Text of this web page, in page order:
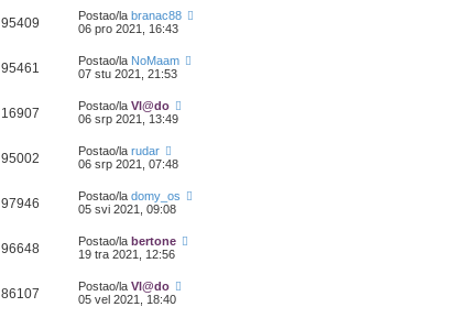
95409 Postao/la branac88
06 pro 2021, 16:43
95461 Postao/la NoMaam
07 stu 2021, 21:53
16907 Postao/la Vl@do
06 srp 2021, 13:49
95002 Postao/la rudar
06 srp 2021, 07:48
97946 Postao/la domy_os
05 svi 2021, 09:08
96648 Postao/la bertone
19 tra 2021, 12:56
86107 Postao/la Vl@do
05 vel 2021, 18:40